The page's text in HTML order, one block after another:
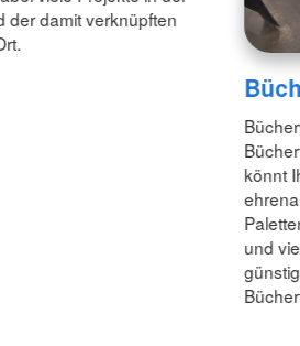
der damit verknüpften
könnt
und